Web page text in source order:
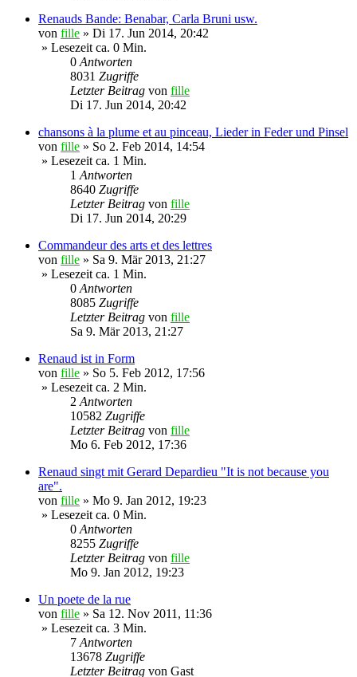
Renauds Bande: Benabar, Carla Bruni usw.
von fille » Di 17. Jun 2014, 20:42
» Lesezeit ca. 0 Min.
0Antworten
8031 Zugriffe
Letzter Beitrag von fille
Di 17. Jun 2014, 20:42
chansons à la plume et au pinceau, Lieder in Feder und Pinsel
von fille » So 2. Feb 2014, 14:54
» Lesezeit ca. 1 Min.
1Antworten
8640 Zugriffe
Letzter Beitrag von fille
Di 17. Jun 2014, 20:29
Commandeur des arts et des lettres
von fille » Sa 9. Mär 2013, 21:27
» Lesezeit ca. 1 Min.
0Antworten
8085 Zugriffe
Letzter Beitrag von fille
Sa 9. Mär 2013, 21:27
Renaud ist in Form
von fille » So 5. Feb 2012, 17:56
» Lesezeit ca. 2 Min.
2Antworten
10582 Zugriffe
Letzter Beitrag von fille
Mo 6. Feb 2012, 17:36
Renaud singt mit Gerard Depardieu "It is not because you
are".
von fille » Mo 9. Jan 2012, 19:23
» Lesezeit ca. 0 Min.
0Antworten
8255 Zugriffe
Letzter Beitrag von fille
Mo 9. Jan 2012, 19:23
Un poete de la rue
von fille » Sa 12. Nov 2011, 11:36
» Lesezeit ca. 3 Min.
7Antworten
13678 Zugriffe
Letzter Beitrag von Gast